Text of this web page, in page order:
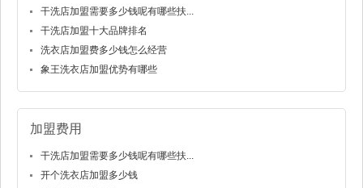
干洗店加盟需要多少钱呢有哪些扶...
干洗店加盟十大品牌排名
洗衣店加盟费多少钱怎么经营
象王洗衣店加盟优势有哪些
加盟费用
干洗店加盟需要多少钱呢有哪些扶...
开个洗衣店加盟多少钱